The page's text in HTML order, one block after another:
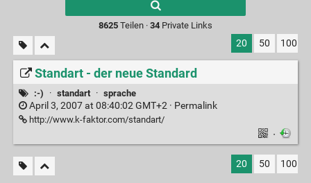
results.
8625Teilen · 34Private Links
20 50 100
Standart - der neue Standard
:-) · standart · sprache
April 3, 2007 at 08:40:02 GMT+2 · Permalink
http://www.k-faktor.com/standart/
·
20 50 100